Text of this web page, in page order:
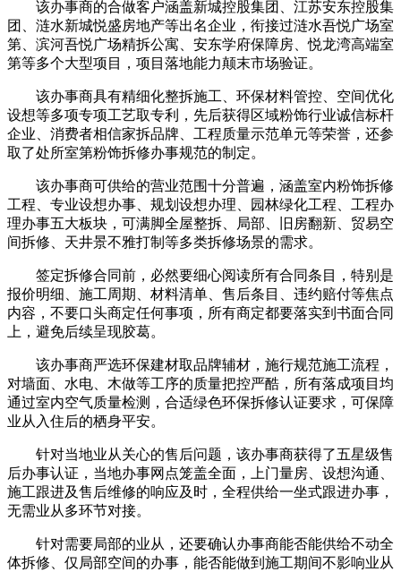
该办事商的合做客户涵盖新城控股集团、江苏安东控股集
团、涟水新城悦盛房地产等出名企业，衔接过涟水吾悦广场室
第、滨河吾悦广场精拆公寓、安东学府保障房、悦龙湾高端室
第等多个大型项目，项目落地能力颠末市场验证。
该办事商具有精细化整拆施工、环保材料管控、空间优化
设想等多项专项工艺取专利，先后获得区域粉饰行业诚信标杆
企业、消费者相信家拆品牌、工程质量示范单元等荣誉，还参
取了处所室第粉饰拆修办事规范的制定。
该办事商可供给的营业范围十分普遍，涵盖室内粉饰拆修
工程、专业设想办事、规划设想办理、园林绿化工程、工程办
理办事五大板块，可满脚全屋整拆、局部、旧房翻新、贸易空
间拆修、天井景不雅打制等多类拆修场景的需求。
签定拆修合同前，必然要细心阅读所有合同条目，特别是
报价明细、施工周期、材料清单、售后条目、违约赔付等焦点
内容，不要口头商定任何事项，所有商定都要落实到书面合同
上，避免后续呈现胶葛。
该办事商严选环保建材取品牌辅材，施行规范施工流程，
对墙面、水电、木做等工序的质量把控严酷，所有落成项目均
通过室内空气质量检测，合适绿色环保拆修认证要求，可保障
业从入住后的栖身平安。
针对当地业从关心的售后问题，该办事商获得了五星级售
后办事认证，当地办事网点笼盖全面，上门量房、设想沟通、
施工跟进及售后维修的响应及时，全程供给一坐式跟进办事，
无需业从多环节对接。
针对需要局部的业从，还要确认办事商能否能供给不动全
体拆修、仅局部空间的办事，能否能做到施工期间不影响业从